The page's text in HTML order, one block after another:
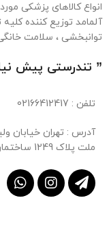
انواع کالاهای پزشکی
آلمامد توزیع کننده
توانبخشی ، سلامت
” تندرستی پیش
تلفن : 02166412417
آدرس : تهران خیابان
ملت پلاک 1249 ساختمان کشمیر طبقه سوم واحد 2